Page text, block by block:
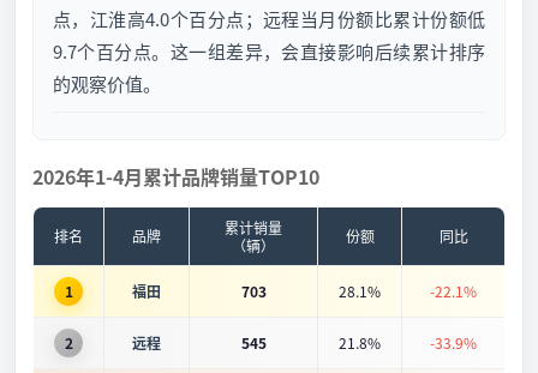
点，江淮高4.0个百分点；远程当月份额比累计份额低
9.7个百分点。这一组差异，会直接影响后续累计排序
的观察价值。
2026年1-4月累计品牌销量TOP10
排名 品牌
累计销量
（辆）
份额 同比
1 福田 703 28.1% -22.1%
2 远程 545 21.8% -33.9%